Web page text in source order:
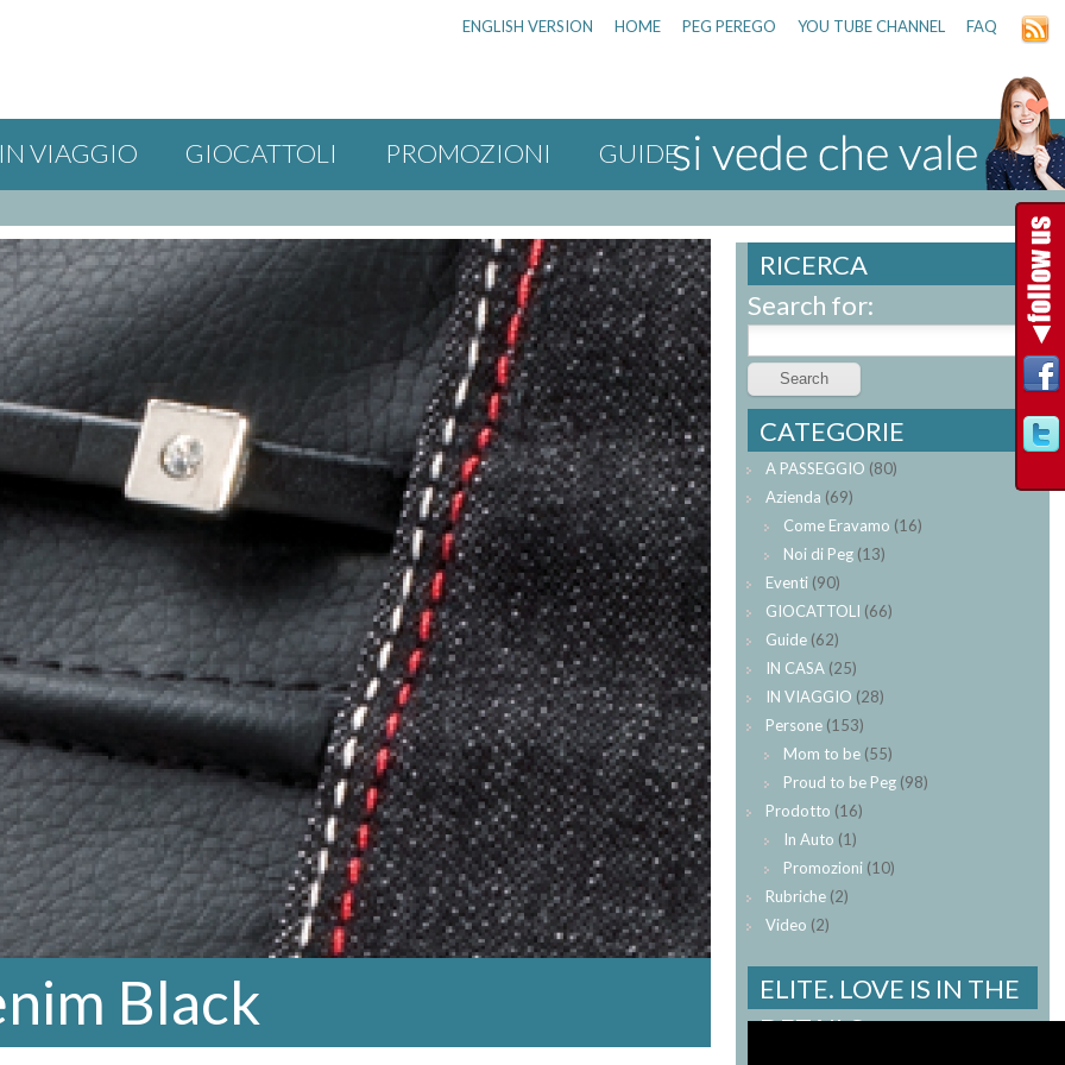
ENGLISH VERSION HOME PEG PEREGO YOU TUBE CHANNEL FAQ
VIAGGIO GIOCATTOLI PROMOZIONI GUIDE
Black
RICERCA
Search for:
CATEGORIE
A PASSEGGIO (80)
Azienda (69)
Come Eravamo (16)
Noi di Peg (13)
Eventi (90)
GIOCATTOLI (66)
Guide (62)
IN CASA (25)
IN VIAGGIO (28)
Persone (153)
Mom to be (55)
Proud to be Peg (98)
Prodotto (16)
In Auto (1)
Promozioni (10)
Rubriche (2)
Video (2)
ELITE. LOVE IS IN THE
DETAILS.